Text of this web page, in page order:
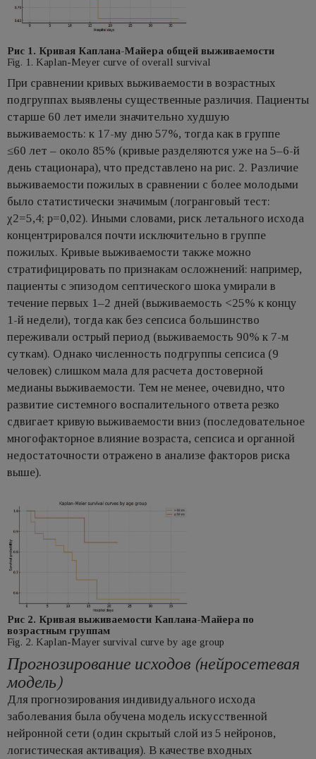
Рис 1. Кривая Каплана-Майера общей выживаемости
Fig. 1. Kaplan-Meyer curve of overall survival
При сравнении кривых выживаемости в возрастных
подгруппах выявлены существенные различия. Пациенты
старше 60 лет имели значительно худшую
выживаемость: к 17-му дню 57%, тогда как в группе
≤60 лет – около 85% (кривые разделяются уже на 5–6-й
день стационара), что представлено на рис. 2. Различие
выживаемости пожилых в сравнении с более молодыми
было статистически значимым (логранговый тест:
χ2=5,4; p=0,02). Иными словами, риск летального исхода
концентрировался почти исключительно в группе
пожилых. Кривые выживаемости также можно
стратифицировать по признакам осложнений: например,
пациенты с эпизодом септического шока умирали в
течение первых 1–2 дней (выживаемость <25% к концу
1-й недели), тогда как без сепсиса большинство
переживали острый период (выживаемость 90% к 7-м
суткам). Однако численность подгруппы сепсиса (9
человек) слишком мала для расчета достоверной
медианы выживаемости. Тем не менее, очевидно, что
развитие системного воспалительного ответа резко
сдвигает кривую выживаемости вниз (последовательное
многофакторное влияние возраста, сепсиса и органной
недостаточности отражено в анализе факторов риска
выше).
Рис 2. Кривая выживаемости Каплана-Майера по
возрастным группам
Fig. 2. Kaplan-Mayer survival curve by age group
Прогнозирование исходов (нейросетевая
модель)
Для прогнозирования индивидуального исхода
заболевания была обучена модель искусственной
нейронной сети (один скрытый слой из 5 нейронов,
логистическая активация). В качестве входных